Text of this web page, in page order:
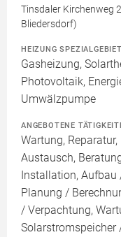
Tinsdaler Kirchenweg
Bliedersdorf)
HEIZUNG
Gasheizung,
Photovoltaik,
Umwälzpumpe
ANGEBOTENE
Wartung,
Austausch,
Installation, Aufbau
Planung /
/ Verpachtung,
Solarstromspeicher